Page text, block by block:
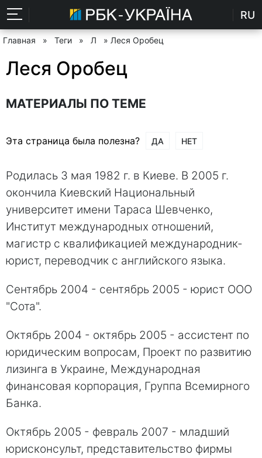
RU
Главная » Теги » Л » Леся Оробец
Леся Оробец
МАТЕРИАЛЫ ПО ТЕМЕ
Эта страница была полезна? ДА НЕТ
Родилась 3 мая 1982 г. в Киеве. В 2005 г.
окончила Киевский Национальный
университет имени Тараса Шевченко,
Институт международных отношений,
магистр с квалификацией международник-
юрист, переводчик с английского языка.
Сентябрь 2004 - сентябрь 2005 - юрист ООО
"Сота".
Октябрь 2004 - октябрь 2005 - ассистент по
юридическим вопросам, Проект по развитию
лизинга в Украине, Международная
финансовая корпорация, Группа Всемирного
Банка.
Октябрь 2005 - февраль 2007 - младший
юрисконсульт, представительство фирмы